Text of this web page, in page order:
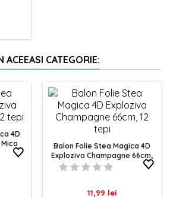
ACEEASI CATEGORIE:
4D
Balon Folie Stea Magica 4D
Exploziva Champagne 66cm,
12 Tepi
Pret
11,99 lei